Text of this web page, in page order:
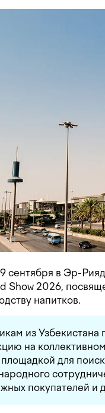
сентября в Эр-
Show 2026,
напитков.
из Узбекистана
на
площадкой для
покупателей и